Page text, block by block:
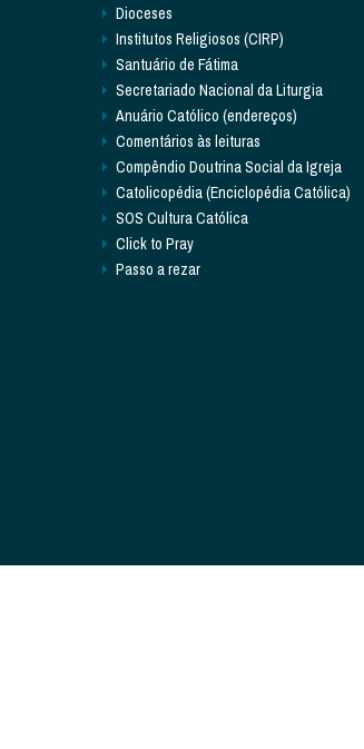
Dioceses
Institutos Religiosos (CIRP)
Santuário de Fátima
Secretariado Nacional da Liturgia
Anuário Católico (endereços)
Comentários às leituras
Compêndio Doutrina Social da Igreja
Catolicopédia (Enciclopédia Católica)
SOS Cultura Católica
Click to Pray
Passo a rezar